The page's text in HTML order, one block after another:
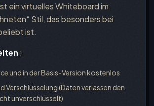
ein virtuelles Whiteboard im
Stil, das besonders bei
ist.
:
und in der Basis-Version kostenlos
Verschlüsselung (Daten verlassen den
unverschlüsselt)